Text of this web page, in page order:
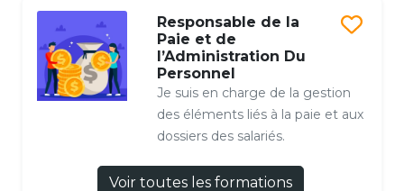
Responsable de la
Paie et de
l’Administration Du
Personnel
Je suis en charge de la gestion
des éléments liés à la paie et aux
dossiers des salariés.
Voir toutes les formations